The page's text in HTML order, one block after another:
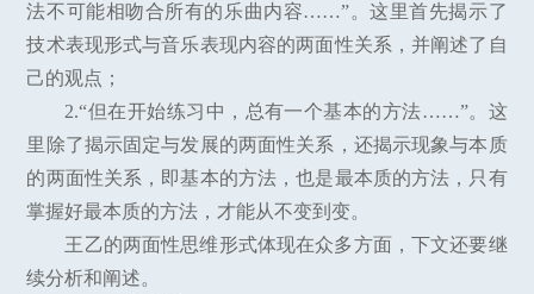
法不可能相吻合所有的乐曲内容……”。这里首先揭示了
技术表现形式与音乐表现内容的两面性关系，并阐述了自
己的观点；
2.“但在开始练习中，总有一个基本的方法……”。这
里除了揭示固定与发展的两面性关系，还揭示现象与本质
的两面性关系，即基本的方法，也是最本质的方法，只有
掌握好最本质的方法，才能从不变到变。
王乙的两面性思维形式体现在众多方面，下文还要继
续分析和阐述。